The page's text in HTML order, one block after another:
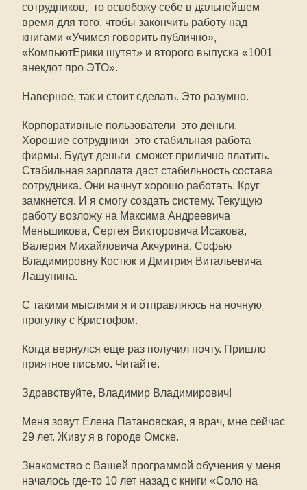
сотрудников,  то освобожу себе в дальнейшем
время для того, чтобы закончить работу над
книгами «Учимся говорить публично»,
«КомпьютЕрики шутят» и второго выпуска «1001
анекдот про ЭТО».
Наверное, так и стоит сделать. Это разумно.
Корпоративные пользователи  это деньги.
Хорошие сотрудники  это стабильная работа
фирмы. Будут деньги  сможет прилично платить.
Стабильная зарплата даст стабильность состава
сотрудника. Они начнут хорошо работать. Круг
замкнется. И я смогу создать систему. Текущую
работу возложу на Максима Андреевича
Меньшикова, Сергея Викторовича Исакова,
Валерия Михайловича Акчурина, Софью
Владимировну Костюк и Дмитрия Витальевича
Лашунина.
С такими мыслями я и отправляюсь на ночную
прогулку с Кристофом.
Когда вернулся еще раз получил почту. Пришло
приятное письмо. Читайте.
Здравствуйте, Владимир Владимирович!
Меня зовут Елена Патановская, я врач, мне сейчас
29 лет. Живу я в городе Омске.
Знакомство с Вашей программой обучения у меня
началось где-то 10 лет назад с книги «Соло на